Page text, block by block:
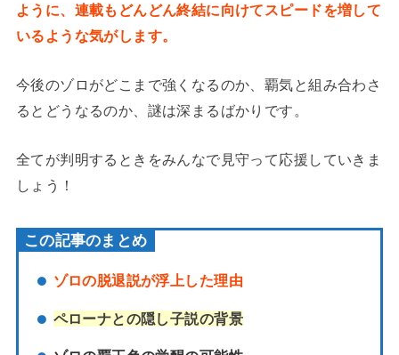
ように、連載もどんどん終結に向けてスピードを増して
いるような気がします。
今後のゾロがどこまで強くなるのか、覇気と組み合わさ
るとどうなるのか、謎は深まるばかりです。
全てが判明するときをみんなで見守って応援していきま
しょう！
この記事のまとめ
ゾロの脱退説が浮上した理由
ペローナとの隠し子説の背景